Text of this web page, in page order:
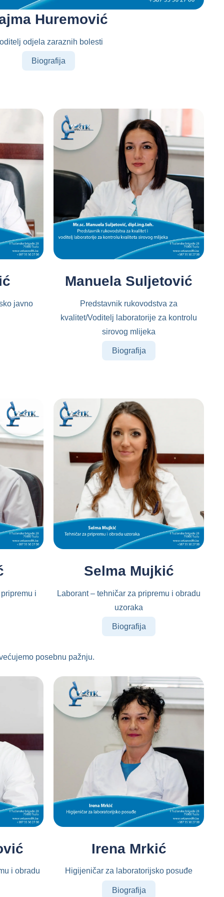
Huremović
odjela zaraznih bolesti
Biografija
javno
Manuela Suljetović
Predstavnik rukovodstva za
kvalitet/Voditelj laboratorije za kontrolu
sirovog mlijeka
Biografija
i
Selma Mujkić
Laborant – tehničar za pripremu i obradu
uzoraka
Biografija
posebnu pažnju.
i obradu
Irena Mrkić
Higijeničar za laboratorijsko posuđe
Biografija